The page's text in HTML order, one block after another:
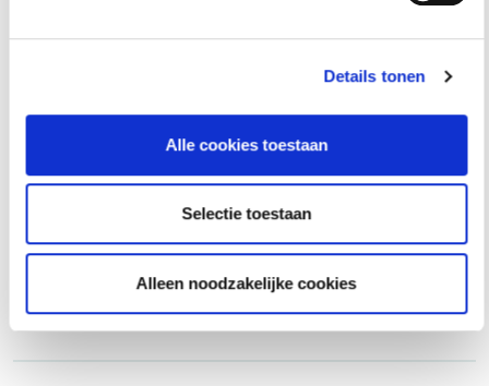
Details tonen
Alle cookies toestaan
Selectie toestaan
Alleen noodzakelijke cookies
Omgevingswet
8 september 2026 utrecht